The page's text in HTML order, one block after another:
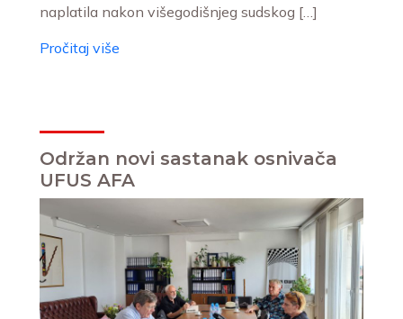
naplatila nakon višegodišnjeg sudskog […]
Pročitaj više
Održan novi sastanak osnivača
UFUS AFA